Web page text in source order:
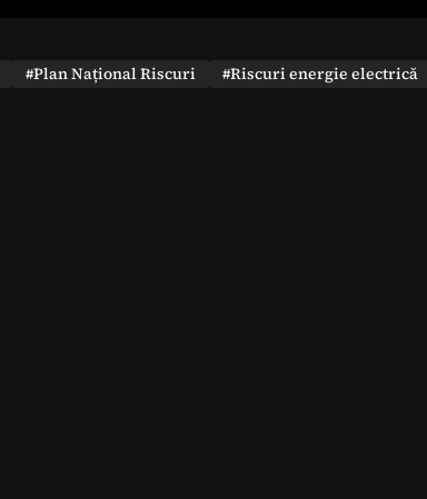
#Plan Național Riscuri
#Riscuri energie electrică